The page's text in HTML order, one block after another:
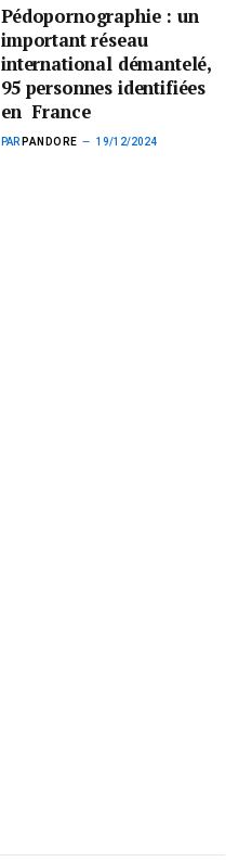
Pédopornographie : un
important réseau
international démantelé,
95 personnes identifiées
en France
PAR PANDORE 19/12/2024